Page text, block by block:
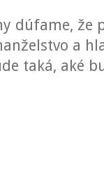
dúfame, že
a
taká, aké